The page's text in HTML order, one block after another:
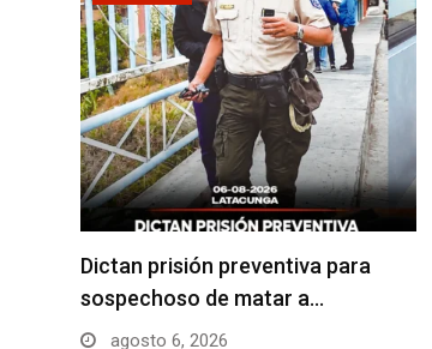
Dictan prisión preventiva para
sospechoso de matar a…
agosto 6, 2026